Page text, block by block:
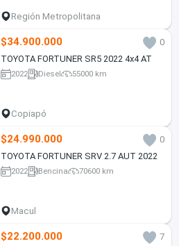
Región Metropolitana
$34.900.000
0
TOYOTA FORTUNER SR5 2022 4x4 AT
2022 Diesel 55000 km
Copiapó
$24.990.000
0
TOYOTA FORTUNER SRV 2.7 AUT 2022
2022 Bencina 70600 km
Macul
$22.200.000
7